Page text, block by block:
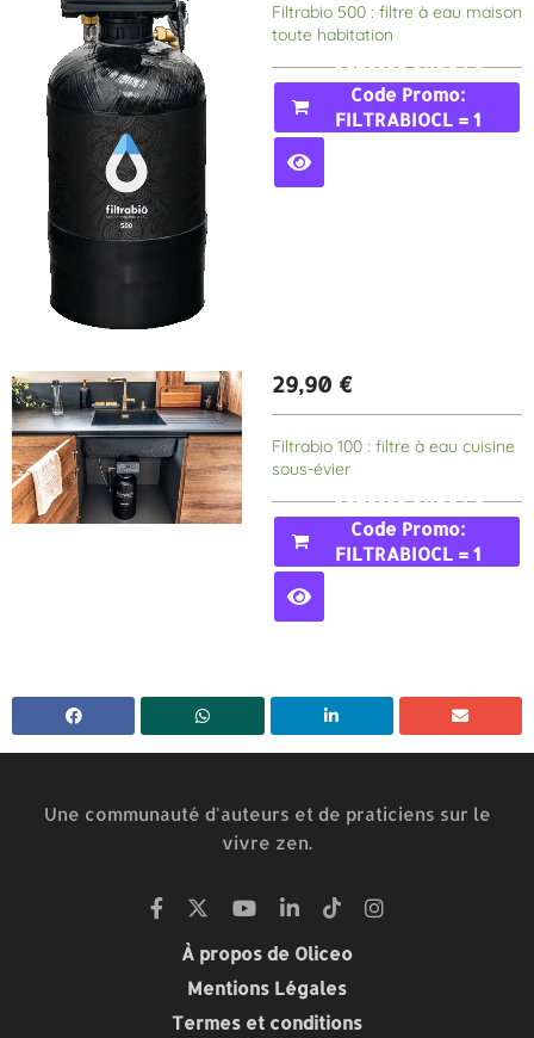
Filtrabio 500 : filtre à eau maison
toute habitation
Acheter Avec Le
Code Promo:
FILTRABIOCL = 1
29,90 €
Filtrabio 100 : filtre à eau cuisine
sous-évier
Acheter Avec Le
Code Promo:
FILTRABIOCL = 1
Une communauté d'auteurs et de praticiens sur le
vivre zen.
À propos de Oliceo
Mentions Légales
Termes et conditions